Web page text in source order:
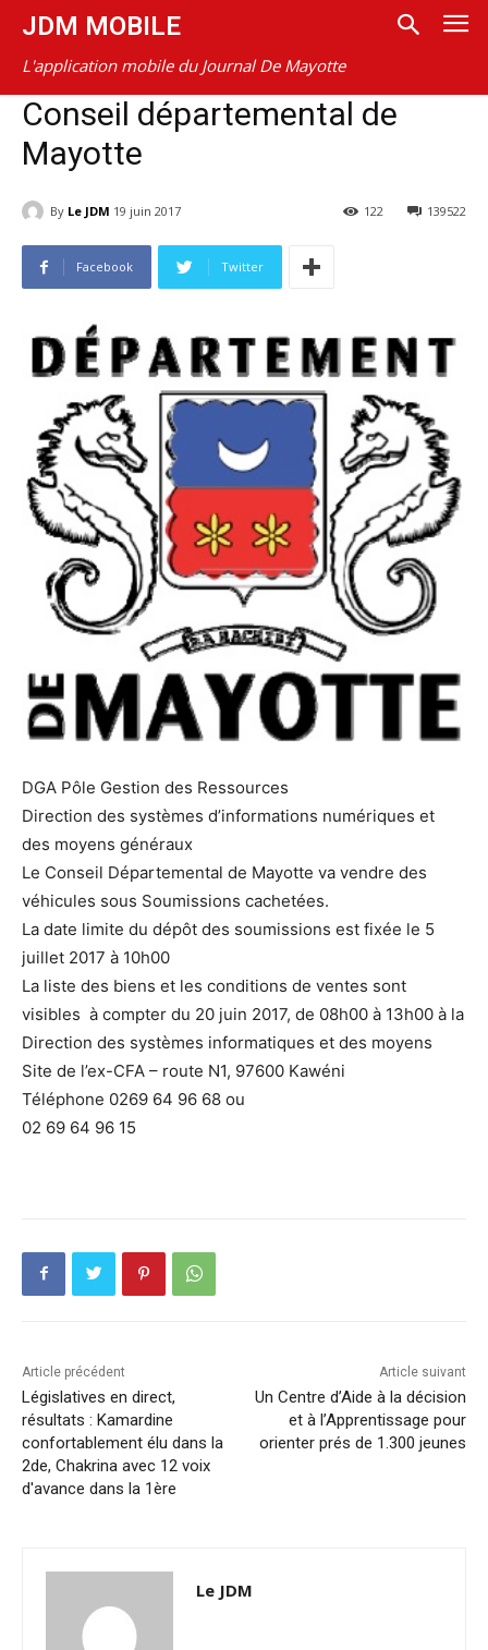
JDM MOBILE
L'application mobile du Journal De Mayotte
Conseil départemental de
Mayotte
By Le JDM 19 juin 2017 139522
122
Facebook Twitter
DGA Pôle Gestion des Ressources
Direction des systèmes d’informations numériques et
des moyens généraux
Le Conseil Départemental de Mayotte va vendre des
véhicules sous Soumissions cachetées.
La date limite du dépôt des soumissions est fixée le 5
juillet 2017 à 10h00
La liste des biens et les conditions de ventes sont
visibles à compter du 20 juin 2017, de 08h00 à 13h00 à la
Direction des systèmes informatiques et des moyens
Site de l’ex-CFA – route N1, 97600 Kawéni
Téléphone 0269 64 96 68 ou
02 69 64 96 15
Article précédent
Législatives en direct,
résultats : Kamardine
confortablement élu dans la
2de, Chakrina avec 12 voix
d'avance dans la 1ère
Article suivant
Un Centre d’Aide à la décision
et à l’Apprentissage pour
orienter prés de 1.300 jeunes
Le JDM